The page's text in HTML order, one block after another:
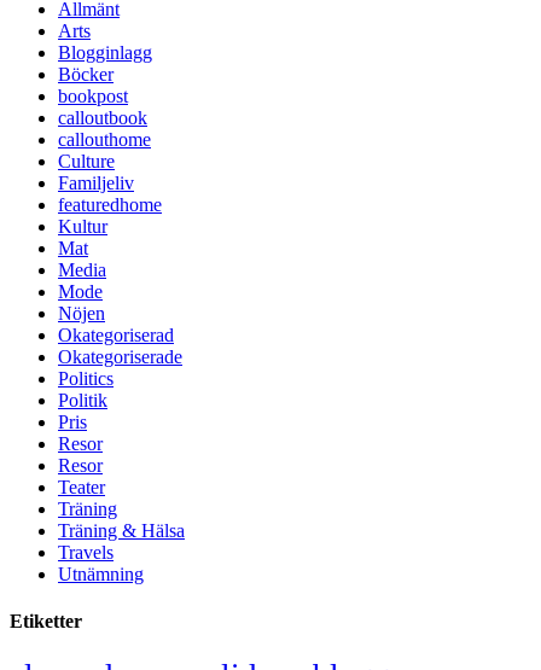
Allmänt
Arts
Blogginlagg
Böcker
bookpost
calloutbook
callouthome
Culture
Familjeliv
featuredhome
Kultur
Mat
Media
Mode
Nöjen
Okategoriserad
Okategoriserade
Politics
Politik
Pris
Resor
Resor
Teater
Träning
Träning & Hälsa
Travels
Utnämning
Etiketter